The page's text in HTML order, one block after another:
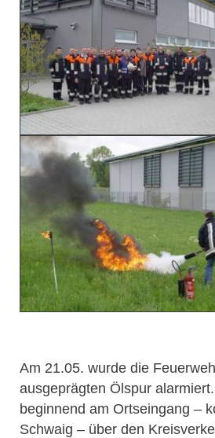
Am 21.05. wurde die
ausgeprägten Ölspur
beginnend am Ortseingang –
Schwaig – über den